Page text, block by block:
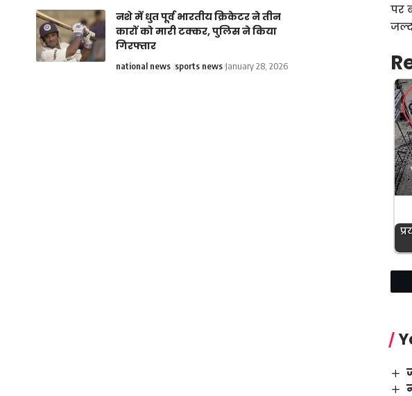
पर
जल्द
नशे में धुत पूर्व भारतीय क्रिकेटर ने तीन
कारों को मारी टक्कर, पुलिस ने किया
गिरफ्तार
national news sports news January 28, 2026